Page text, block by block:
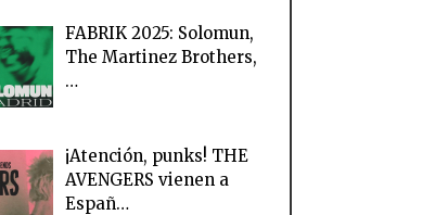
FABRIK 2025: Solomun,
The Martinez Brothers,
…
¡Atención, punks! THE
AVENGERS vienen a
Españ…